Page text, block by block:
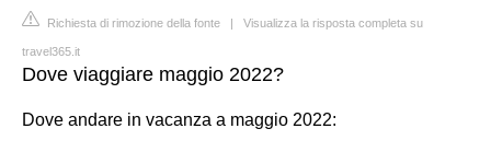
Richiesta di rimozione della fonte | Visualizza la risposta completa su
travel365.it
Dove viaggiare maggio 2022?
Dove andare in vacanza a maggio 2022: